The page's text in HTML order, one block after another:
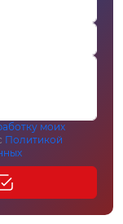
моих
Политикой